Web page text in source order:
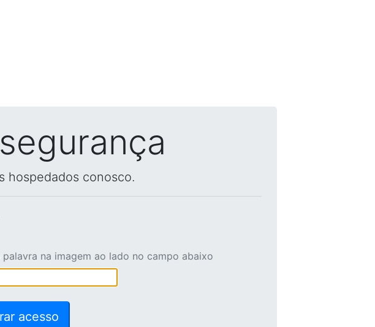
hospedados conosco.
palavra na imagem ao lado no campo abaixo